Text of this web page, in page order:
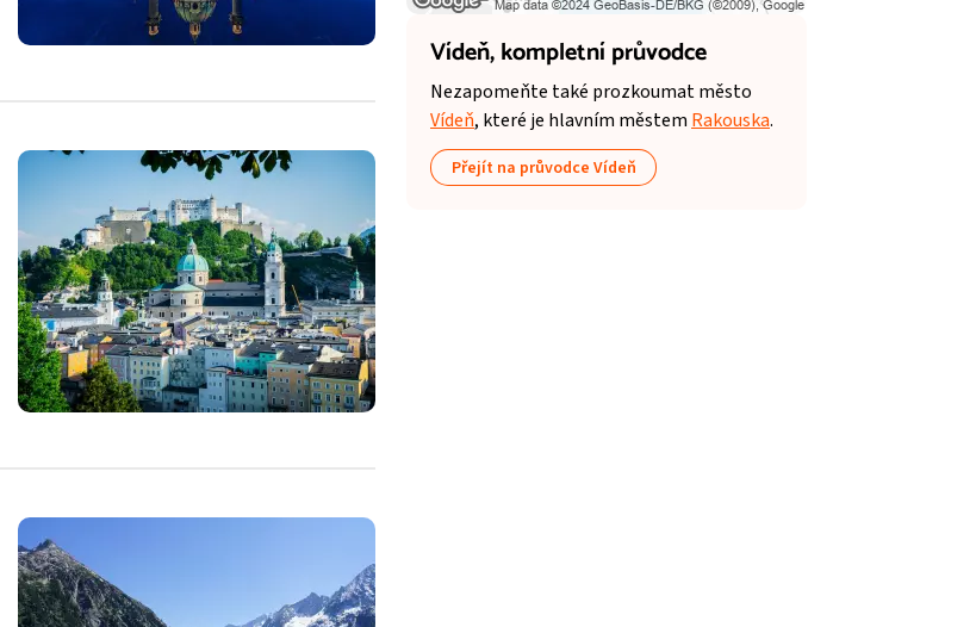
Vídeň,kompletní průvodce
Nezapomeňte také prozkoumat město
Vídeň, které je hlavním městem Rakouska.
Přejít na průvodce Vídeň